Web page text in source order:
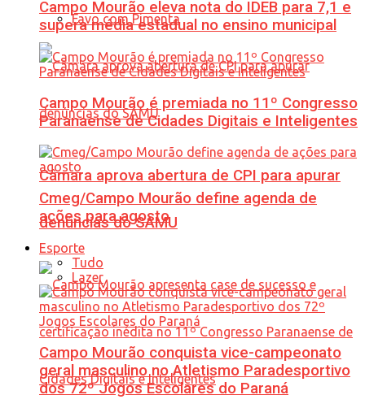
Favo com Pimenta
Câmara aprova abertura de CPI para apurar
denúncias do SAMU
Campo Mourão eleva nota do IDEB para 7,1 e
supera média estadual no ensino municipal
Campo Mourão é premiada no 11º Congresso
Paranaense de Cidades Digitais e Inteligentes
Cmeg/Campo Mourão define agenda de
ações para agosto
Esporte
Tudo
Lazer
Campo Mourão conquista vice-campeonato
geral masculino no Atletismo Paradesportivo
dos 72º Jogos Escolares do Paraná